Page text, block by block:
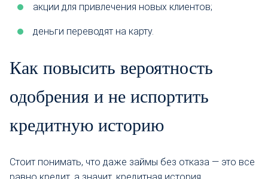
акции для привлечения новых клиентов;
деньги переводят на карту.
Как повысить вероятность
одобрения и не испортить
кредитную историю
Стоит понимать, что даже займы без отказа — это все
равно кредит, а значит, кредитная история